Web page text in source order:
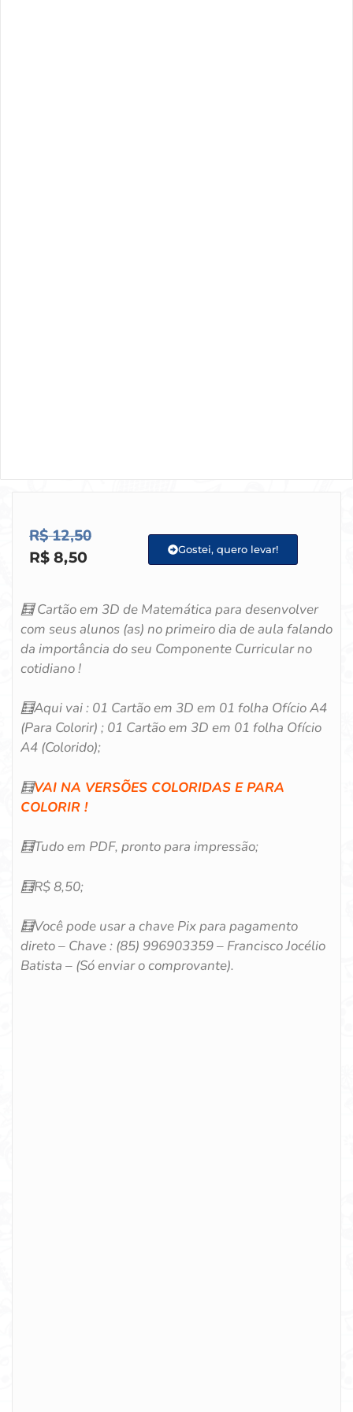
R$12,50
R$ 8,50 Gostei, quero levar!
🧮 Cartão em 3D de Matemática para desenvolver
com seus alunos (as) no primeiro dia de aula falando
da importância do seu Componente Curricular no
cotidiano !
🧮Aqui vai : 01 Cartão em 3D em 01 folha Ofício A4
(Para Colorir) ; 01 Cartão em 3D em 01 folha Ofício
A4 (Colorido);
🧮VAI NA VERSÕES COLORIDAS E PARA
COLORIR !
🧮Tudo em PDF, pronto para impressão;
🧮R$ 8,50;
🧮Você pode usar a chave Pix para pagamento
direto – Chave : (85) 996903359 – Francisco Jocélio
Batista – (Só enviar o comprovante).